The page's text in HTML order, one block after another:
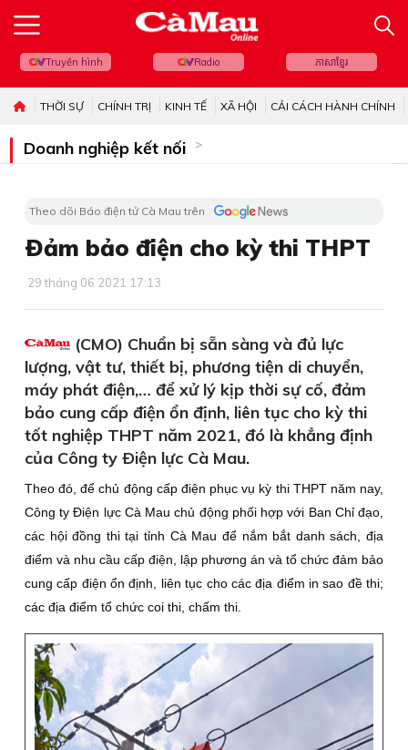
Truyền hình Radio ភាសាខ្មែរ
THỜI SỰ CHÍNH TRỊ KINH TẾ XÃ HỘI CẢI CÁCH HÀNH CHÍNH
Doanh nghiệp kết nối
Theo dõi Báo điện tử Cà Mau trên
Ðảm bảo điện cho kỳ thi THPT
29 tháng 06 2021 17:13
(CMO) Chuẩn bị sẵn sàng và đủ lực
lượng, vật tư, thiết bị, phương tiện di chuyển,
máy phát điện,… để xử lý kịp thời sự cố, đảm
bảo cung cấp điện ổn định, liên tục cho kỳ thi
tốt nghiệp THPT năm 2021, đó là khẳng định
của Công ty Ðiện lực Cà Mau.
Theo đó, để chủ động cấp điện phục vụ kỳ thi THPT năm nay,
Công ty Ðiện lực Cà Mau chủ động phối hợp với Ban Chỉ đạo,
các hội đồng thi tại tỉnh Cà Mau để nắm bắt danh sách, địa
điểm và nhu cầu cấp điện, lập phương án và tổ chức đảm bảo
cung cấp điện ổn định, liên tục cho các địa điểm in sao đề thi;
các địa điểm tổ chức coi thi, chấm thi.